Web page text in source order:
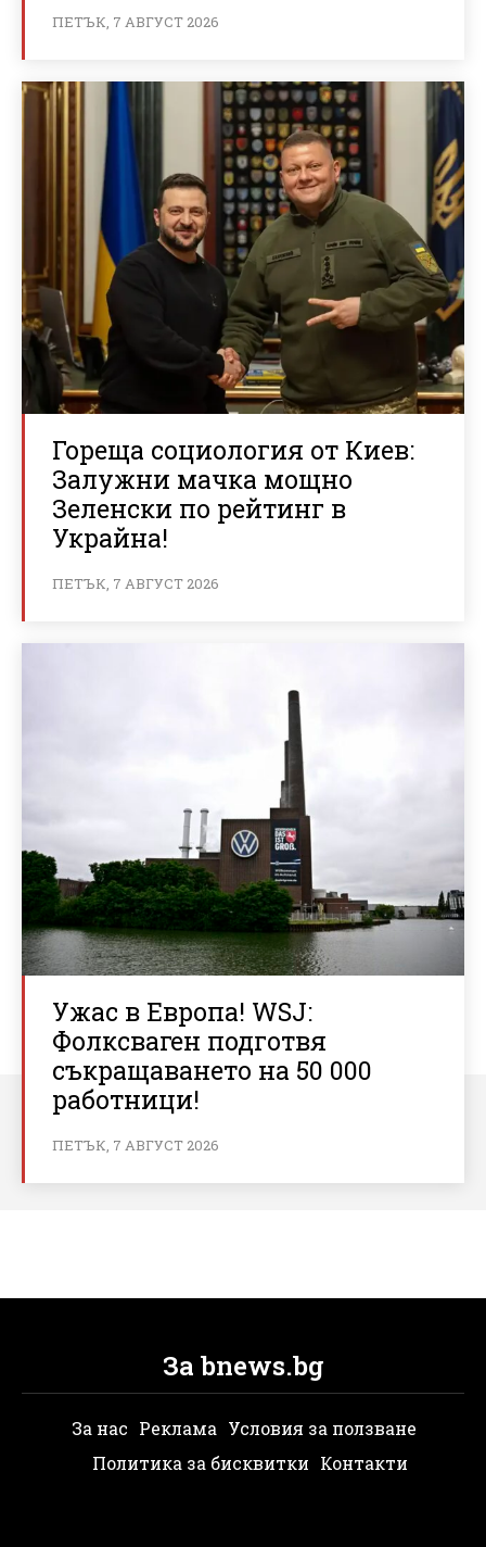
ПЕТЪК, 7 АВГУСТ 2026
Гореща социология от Киев:
Залужни мачка мощно
Зеленски по рейтинг в
Украйна!
ПЕТЪК, 7 АВГУСТ 2026
Ужас в Европа! WSJ:
Фолксваген подготвя
съкращаването на 50 000
работници!
ПЕТЪК, 7 АВГУСТ 2026
За bnews.bg
За нас Реклама Условия за ползване
Политика за бисквитки Контакти